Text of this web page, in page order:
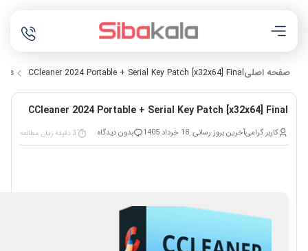
صفحه اصلیCCleaner 2024 Portable + Serial Key Patch [x32x64] Final
CCleaner 2024 Portable + Serial Key Patch [x32x64] Final
کاربر گرامیآخرین بروز رسانی: 18 خرداد 1405 بدون دیدگاه 3 دقیقه زمان مطالعه